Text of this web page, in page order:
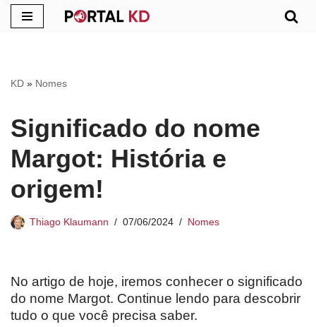
conteúdo
KD » Nomes
Significado do nome
Margot: História e
origem!
Thiago Klaumann 07/06/2024 Nomes
No artigo de hoje, iremos conhecer o significado
do nome Margot. Continue lendo para descobrir
tudo o que você precisa saber.